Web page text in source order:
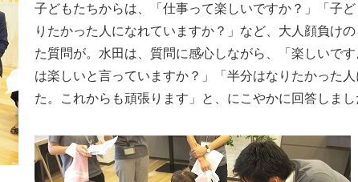
子どもたちからは、「仕事って楽しいですか？」「子
りたかった人になれていますか？」など、大人顔負け
た質問が。水田は、質問に感心しながら、「楽しいで
は楽しいと言っていますか？」「半分はなりたかった人
た。これからも頑張ります」と、にこやかに回答しまし